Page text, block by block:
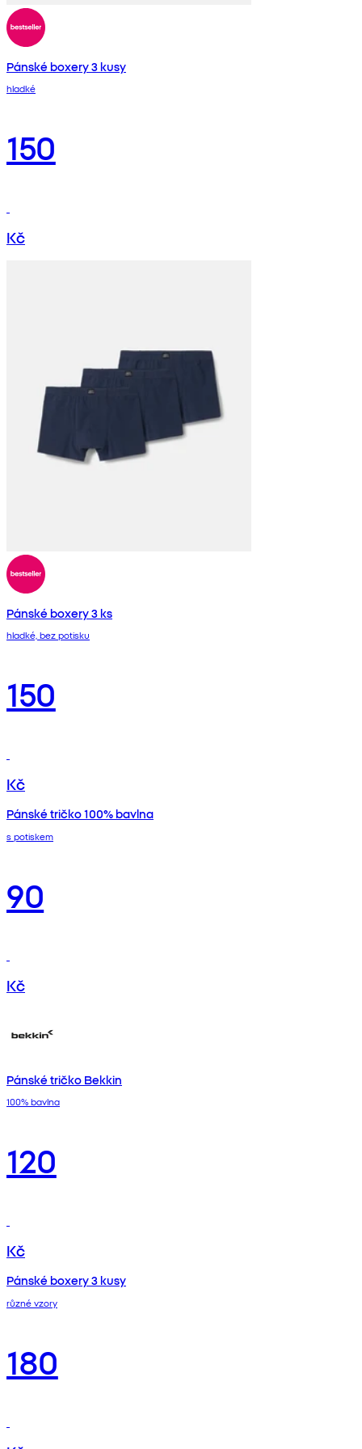
Pánské boxery 3 kusy
hladké
150
Kč
Pánské boxery 3 ks
hladké, bez potisku
150
Kč
Pánské tričko 100% bavlna
s potiskem
90
Kč
Pánské tričko Bekkin
100% bavlna
120
Kč
Pánské boxery 3 kusy
různé vzory
180